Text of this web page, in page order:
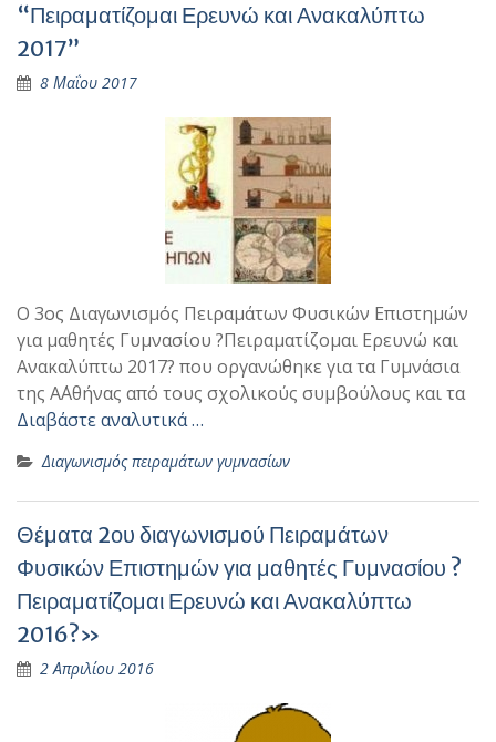
“Πειραματίζομαι Ερευνώ και Ανακαλύπτω
2017”
8 Μαΐου 2017
Ο 3ος Διαγωνισμός Πειραμάτων Φυσικών Επιστημών
για μαθητές Γυμνασίου ?Πειραματίζομαι Ερευνώ και
Ανακαλύπτω 2017? που οργανώθηκε για τα Γυμνάσια
της Α΄Αθήνας από τους σχολικούς συμβούλους και τα
Διαβάστε αναλυτικά …
Διαγωνισμός πειραμάτων γυμνασίων
Θέματα 2ου διαγωνισμού Πειραμάτων
Φυσικών Επιστημών για μαθητές Γυμνασίου ?
Πειραματίζομαι Ερευνώ και Ανακαλύπτω
2016?»
2 Απριλίου 2016